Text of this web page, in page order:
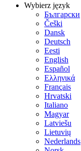
Wybierz język
Български
Češki
Dansk
Deutsch
Eesti
English
Español
Ελληνικά
Français
Hrvatski
Italiano
Magyar
Latviešu
Lietuvių
Nederlands